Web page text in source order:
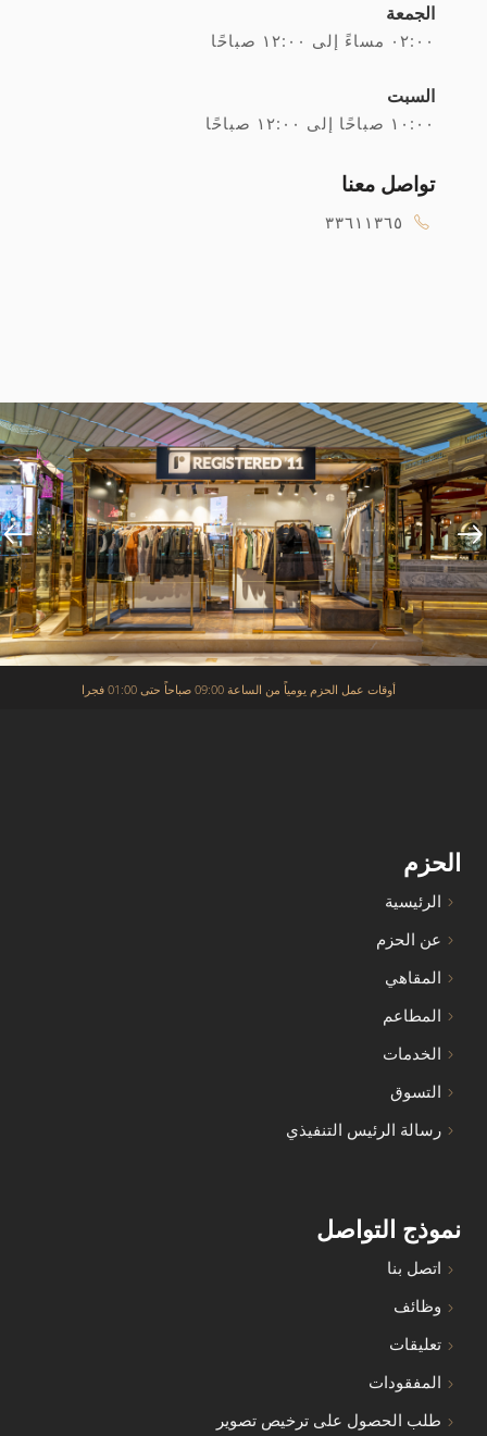
الجمعة
۰۲:۰۰ مساءً إلى ۱۲:۰۰ صباحًا
السبت
۱۰:۰۰ صباحًا إلى ۱۲:۰۰ صباحًا
تواصل معنا
أوقات عمل الحزم يومياً من الساعة 09:00 صباحاً حتى 01:00 فجرا
الحزم
الرئيسية
عن الحزم
المقاهي
المطاعم
الخدمات
التسوق
رسالة الرئيس التنفيذي
نموذج التواصل
اتصل بنا
وظائف
تعليقات
المفقودات
طلب الحصول على ترخيص تصوير